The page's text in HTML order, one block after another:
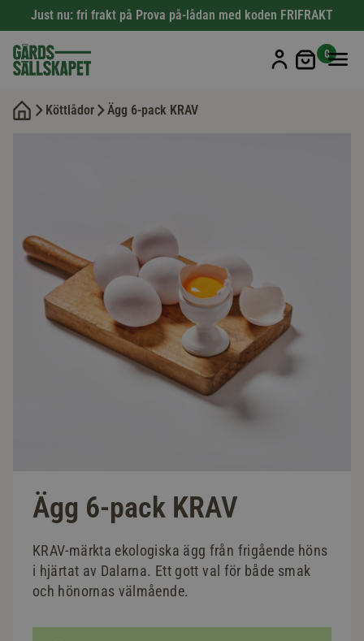
Just nu: fri frakt på Prova på-lådan med koden FRIFRAKT
Min
0
Köttlådor Ägg 6-pack KRAV
Ägg 6-pack KRAV
KRAV-märkta ekologiska ägg från frigående höns
i hjärtat av Dalarna. Ett gott val för både smak
och hönornas välmående.